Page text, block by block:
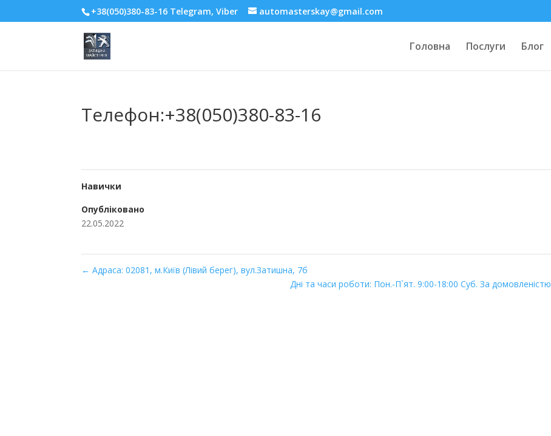
+38(050)380-83-16 Telegram, Viber automasterskay@gmail.com
Головна Послуги Блог
Телефон:+38(050)380-83-16
Навички
Опубліковано
22.05.2022
← Адраса: 02081, м.Київ (Лівий берег), вул.Затишна, 7б
Дні та часи роботи: Пон.-П`ят. 9:00-18:00 Суб. За домовленістю